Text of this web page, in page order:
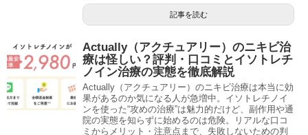
記事を読む
Actually（アクチュアリー）のニキビ治
療は怪しい？評判・口コミとイソトレチ
ノイン治療の実態を徹底解説
Actually（アクチュアリー）のニキビ治療は本当に効
果があるのか気になる人が急増中。イソトレチノイ
ンを使った“攻めの治療”は魅力的だけど、副作用や通
院の実態を知らずに始めるのは危険。リアルな口コ
ミからメリット・注意点まで、失敗しないための判